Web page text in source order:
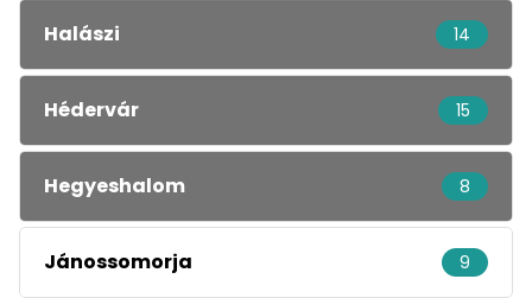
Halászi 14
Hédervár 15
Hegyeshalom 8
Jánossomorja 9